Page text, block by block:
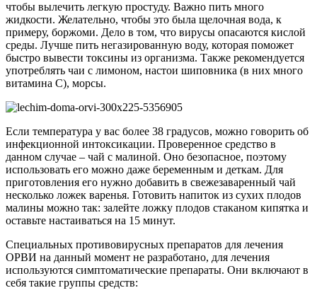
чтобы вылечить легкую простуду. Важно пить много
жидкости. Желательно, чтобы это была щелочная вода, к
примеру, боржоми. Дело в том, что вирусы опасаются кислой
среды. Лучше пить негазированную воду, которая поможет
быстро вывести токсины из организма. Также рекомендуется
употреблять чаи с лимоном, настои шиповника (в них много
витамина С), морсы.
Если температура у вас более 38 градусов, можно говорить об
инфекционной интоксикации. Проверенное средство в
данном случае – чай с малиной. Оно безопасное, поэтому
использовать его можно даже беременным и деткам. Для
приготовления его нужно добавить в свежезаваренный чай
несколько ложек варенья. Готовить напиток из сухих плодов
малины можно так: залейте ложку плодов стаканом кипятка и
оставьте настаиваться на 15 минут.
Специальных противовирусных препаратов для лечения
ОРВИ на данный момент не разработано, для лечения
используются симптоматические препараты. Они включают в
себя такие группы средств: